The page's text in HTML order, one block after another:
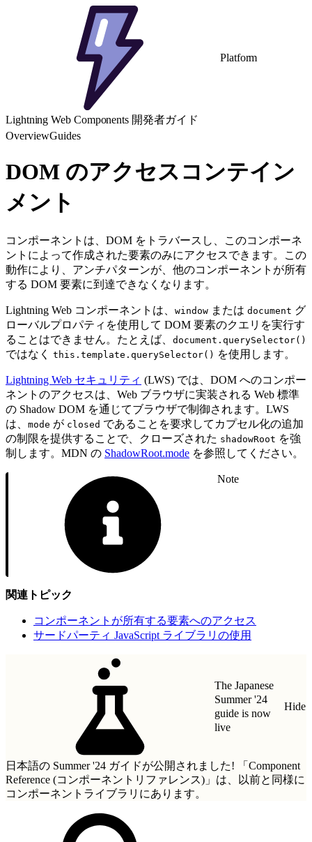
Platform
Lightning Web Components 開発者ガイド
OverviewGuides
DOM のアクセスコンテイン
メント
コンポーネントは、DOM をトラバースし、このコンポーネ
ントによって作成された要素のみにアクセスできます。この
動作により、アンチパターンが、他のコンポーネントが所有
する DOM 要素に到達できなくなります。
Lightning Web コンポーネントは、 window または document グ
ローバルプロパティを使用して DOM 要素のクエリを実行す
ることはできません。たとえば、 document.querySelector()
ではなく this.template.querySelector() を使用します。
Lightning Web セキュリティ (LWS) では、DOM へのコンポー
ネントのアクセスは、Web ブラウザに実装される Web 標準
の Shadow DOM を通じてブラウザで制御されます。LWS
は、 mode が closed であることを要求してカプセル化の追加
の制限を提供することで、クローズされた shadowRoot を強
制します。MDN の ShadowRoot.mode を参照してください。
Note
関連トピック
コンポーネントが所有する要素へのアクセス
サードパーティ JavaScript ライブラリの使用
The Japanese
Summer '24
guide is now
live
Hide
日本語の Summer '24 ガイドが公開されました!
「Component
Reference (コンポーネントリファレンス)」 は、以前と同様に
コンポーネントライブラリにあります。